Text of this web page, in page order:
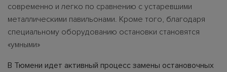
современно и легко по сравнению с устаревшими
металлическими павильонами. Кроме того, благодаря
специальному оборудованию остановки становятся
«умными»
В Тюмени идет активный процесс замены остановочных